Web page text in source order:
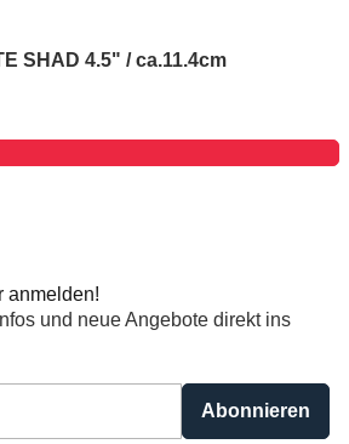
SHAD 4.5" / ca.11.4cm
anmelden!
und neue Angebote direkt ins
Abonnieren